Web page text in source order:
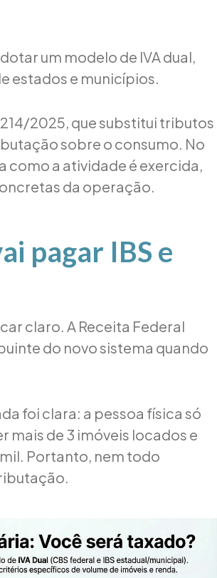
um modelo de IVA dual,
estados e municípios.
2025, que substitui tributos
sobre o consumo. No
como a atividade é exercida,
da operação.
pagar IBS e
claro. A Receita Federal
do novo sistema quando
foi clara: a pessoa física só
mais de 3 imóveis locados e
Portanto, nem todo